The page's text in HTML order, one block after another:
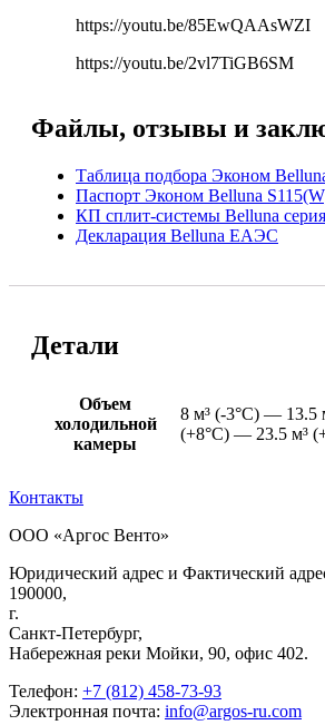
https://youtu.be/85EwQAAsWZI
https://youtu.be/2vl7TiGB6SM
Файлы, отзывы и
Таблица подбора Эконом
Паспорт Эконом Belluna
КП сплит-системы Belluna
Декларация Belluna ЕАЭС
Детали
Объем
холодильной
камеры
8 м³ (-3°С) — 13.5
(+8°С) — 23.5 м³
Контакты
ООО «Аргос Венто»
Юридический адрес и Фактический
190000,
г.
Санкт-Петербург,
Набережная реки Мойки, 90, офис 402.
Телефон: +7 (812) 458-73-93
Электронная почта: info@argos-ru.com